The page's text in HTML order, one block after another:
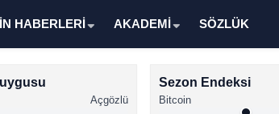
HABERLERİ AKADEMİ SÖZLÜK
Açgözlü
Sezon Endeksi
Bitcoin